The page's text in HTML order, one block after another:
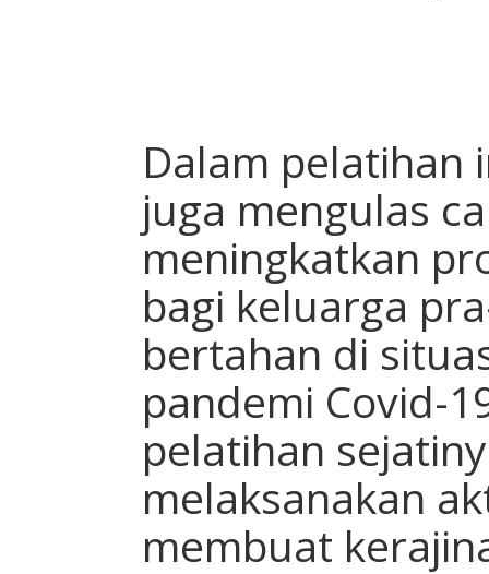
Dalam pelatihan
juga mengulas
meningkatkan
bagi keluarga
bertahan di
pandemi Covid-
pelatihan
melaksanakan
membuat